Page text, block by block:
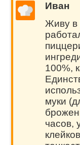
Иван
Живу в
100%,
муки
часов,